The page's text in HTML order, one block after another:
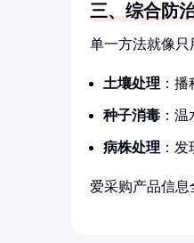
三、综合防
单一方法就像只
土壤处理 ：
种子消毒 ：
病株处理 ：
爱采购产品信